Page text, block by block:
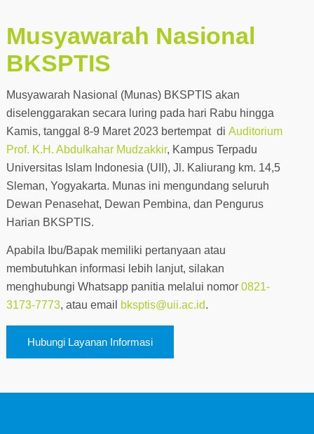
Musyawarah Nasional
BKSPTIS
Musyawarah Nasional (Munas) BKSPTIS akan
diselenggarakan secara luring pada hari Rabu hingga
Kamis, tanggal 8-9 Maret 2023 bertempat di Auditorium
Prof. K.H. Abdulkahar Mudzakkir, Kampus Terpadu
Universitas Islam Indonesia (UII), Jl. Kaliurang km. 14,5
Sleman, Yogyakarta. Munas ini mengundang seluruh
Dewan Penasehat, Dewan Pembina, dan Pengurus
Harian BKSPTIS.
Apabila Ibu/Bapak memiliki pertanyaan atau
membutuhkan informasi lebih lanjut, silakan
menghubungi Whatsapp panitia melalui nomor 0821-
3173-7773, atau email bksptis@uii.ac.id.
Hubungi Layanan Informasi